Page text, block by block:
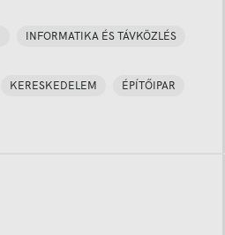
INFORMATIKA ÉS TÁVKÖZLÉS
KERESKEDELEM ÉPÍTŐIPAR